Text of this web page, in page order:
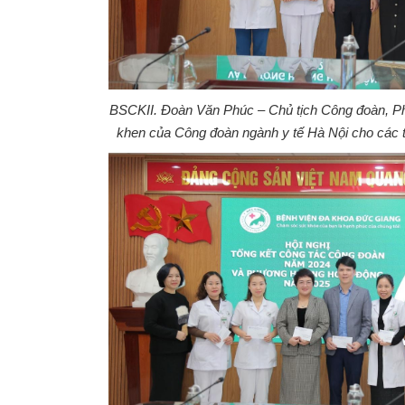
BSCKII. Đoàn Văn Phúc – Chủ tịch Công đoàn,
khen của Công đoàn ngành y tế Hà Nội cho